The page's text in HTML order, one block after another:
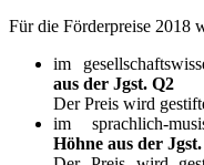
Für die Förderpreise 2018
im
aus der Jgst. Q2
Der Preis wird
im sprachlich-
Höhne aus der